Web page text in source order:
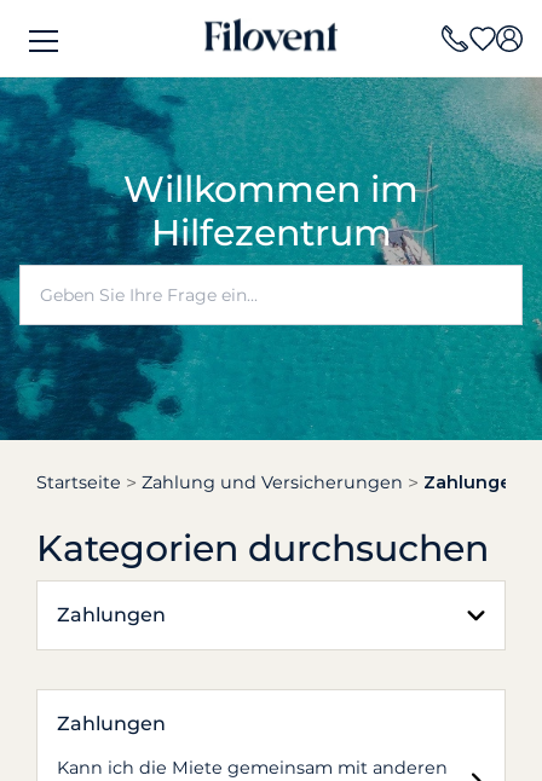
Willkommen im
Hilfezentrum
Startseite Zahlung und Versicherungen Zahlungen
Kategorien durchsuchen
Zahlungen
Zahlungen
Kann ich die Miete gemeinsam mit anderen